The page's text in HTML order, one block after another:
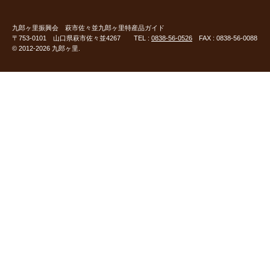
九郎ヶ里振興会 萩市佐々並九郎ヶ里特産品ガイド
〒753-0101 山口県萩市佐々並4267 TEL : 0838-56-0526 FAX : 0838-56-0088
© 2012-2026 九郎ヶ里.